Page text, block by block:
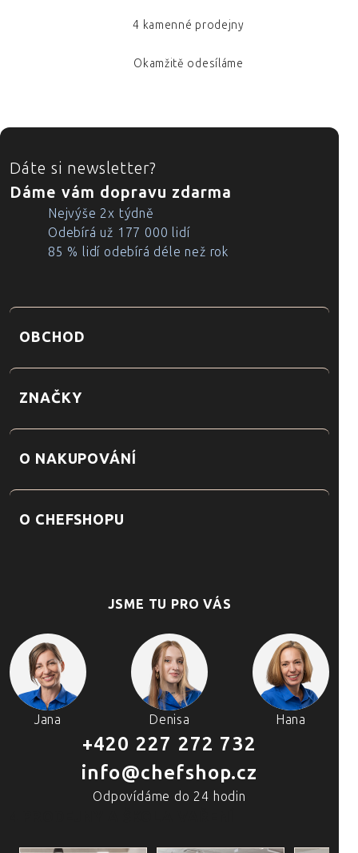
4 kamenné prodejny
Okamžitě odesíláme
ZÁPATÍ
Dáte si newsletter?
Dáme vám dopravu zdarma
Nejvýše 2x týdně
Odebírá už 177 000 lidí
85 % lidí odebírá déle než rok
OBCHOD
ZNAČKY
O NAKUPOVÁNÍ
O CHEFSHOPU
JSME TU PRO VÁS
Jana Denisa Hana
+420 227 272 732
info@chefshop.cz
Odpovídáme do 24 hodin